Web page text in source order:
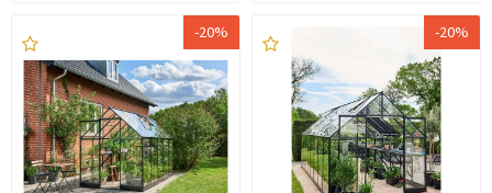
-20% -20%